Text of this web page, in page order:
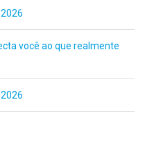
você ao que realmente